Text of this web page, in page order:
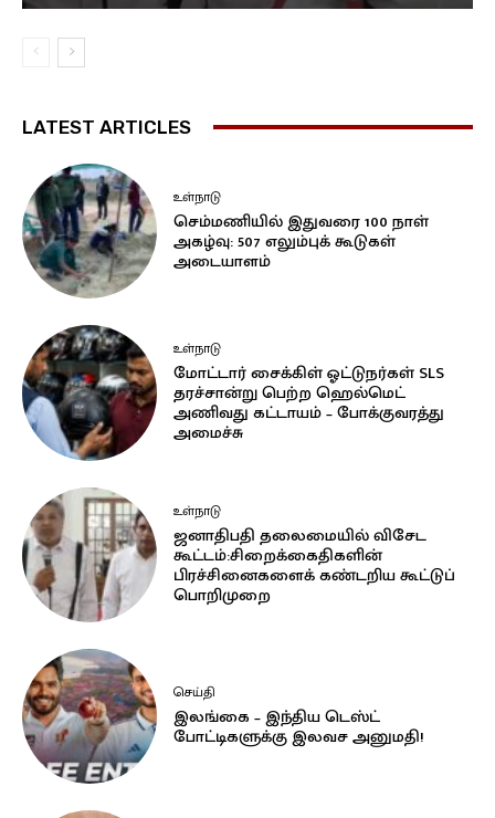
LATEST ARTICLES
உள்நாடு
செம்மணியில் இதுவரை 100 நாள்
அகழ்வு: 507 எலும்புக் கூடுகள்
அடையாளம்
உள்நாடு
மோட்டார் சைக்கிள் ஓட்டுநர்கள் SLS
தரச்சான்று பெற்ற ஹெல்மெட்
அணிவது கட்டாயம் – போக்குவரத்து
அமைச்சு
உள்நாடு
ஜனாதிபதி தலைமையில் விசேட
கூட்டம்:சிறைக்கைதிகளின்
பிரச்சினைகளைக் கண்டறிய கூட்டுப்
பொறிமுறை
செய்தி
இலங்கை – இந்திய டெஸ்ட்
போட்டிகளுக்கு இலவச அனுமதி!